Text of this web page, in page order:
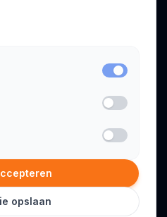
rechten voorbehouden.
opslaan